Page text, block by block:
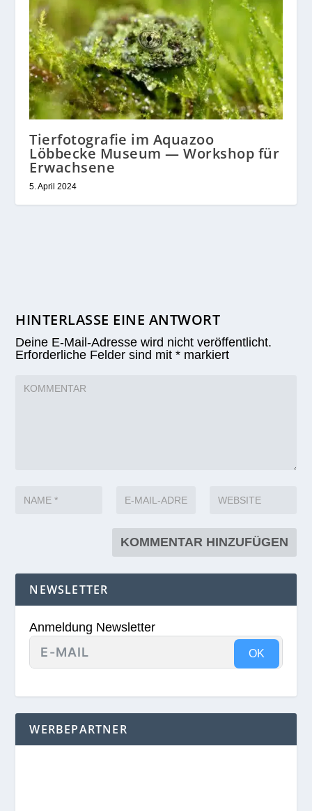
Tierfotografie im Aquazoo
Löbbecke Museum — Workshop für
Erwachsene
5. April 2024
HINTERLASSE EINE ANTWORT
Deine E-Mail-Adresse wird nicht veröffentlicht.
Erforderliche Felder sind mit* markiert
NEWSLETTER
Anmeldung Newsletter
OK
WERBEPARTNER